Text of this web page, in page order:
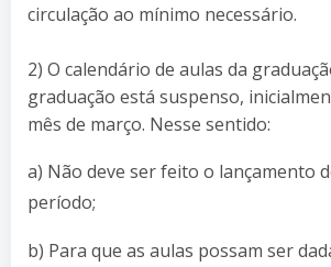
circulação ao mínimo necessário.
2) O calendário de aulas da
graduação está suspenso,
mês de março. Nesse sentido:
a) Não deve ser feito o lançamento
período;
b) Para que as aulas possam ser